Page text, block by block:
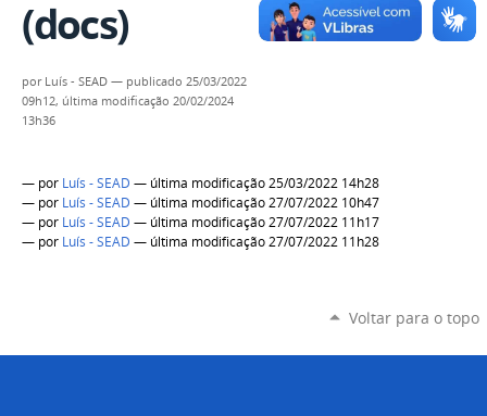
(docs)
por Luís - SEAD — publicado 25/03/2022
09h12, última modificação 20/02/2024
13h36
— por Luís - SEAD — última modificação 25/03/2022 14h28
— por Luís - SEAD — última modificação 27/07/2022 10h47
— por Luís - SEAD — última modificação 27/07/2022 11h17
— por Luís - SEAD — última modificação 27/07/2022 11h28
Voltar para o topo